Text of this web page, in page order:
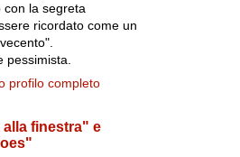
con la segreta
ricordato come un
pessimista.
profilo completo
finestra" e